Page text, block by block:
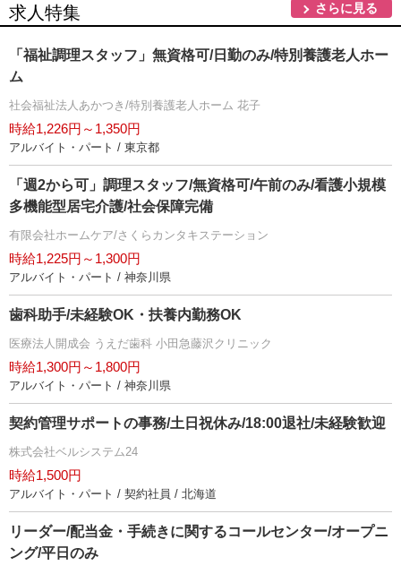
求人特集 さらに見る
「福祉調理スタッフ」無資格可/日勤のみ/特別養護老人ホー
ム
社会福祉法人あかつき/特別養護老人ホーム 花子
時給1,226円～1,350円
アルバイト・パート / 東京都
「週2から可」調理スタッフ/無資格可/午前のみ/看護小規模
多機能型居宅介護/社会保障完備
有限会社ホームケア/さくらカンタキステーション
時給1,225円～1,300円
アルバイト・パート / 神奈川県
歯科助手/未経験OK・扶養内勤務OK
医療法人開成会 うえだ歯科 小田急藤沢クリニック
時給1,300円～1,800円
アルバイト・パート / 神奈川県
契約管理サポートの事務/土日祝休み/18:00退社/未経験歓迎
株式会社ベルシステム24
時給1,500円
アルバイト・パート / 契約社員 / 北海道
リーダー/配当金・手続きに関するコールセンター/オープニ
ング/平日のみ